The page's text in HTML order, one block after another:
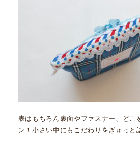
表はもちろん裏面やファスナー、どこ
ン！小さい中にもこだわりをぎゅっと